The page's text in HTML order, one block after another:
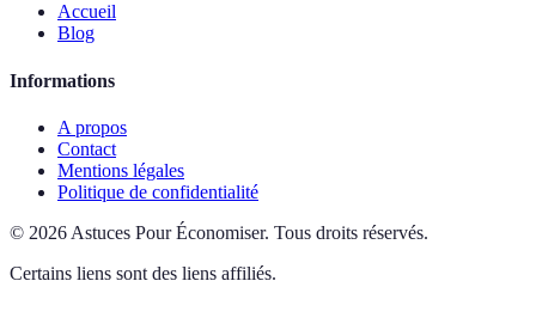
Accueil
Blog
Informations
A propos
Contact
Mentions légales
Politique de confidentialité
© 2026 Astuces Pour Économiser. Tous droits réservés.
Certains liens sont des liens affiliés.